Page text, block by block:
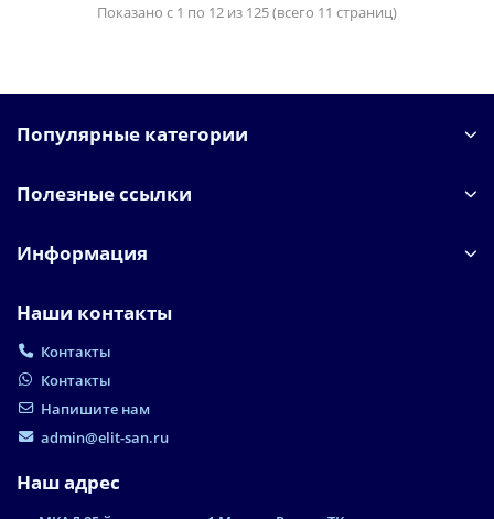
Показано с 1 по 12 из 125 (всего 11 страниц)
Популярные категории
Полезные ссылки
Информация
Наши контакты
Контакты
Контакты
Напишите нам
admin@elit-san.ru
Наш адрес